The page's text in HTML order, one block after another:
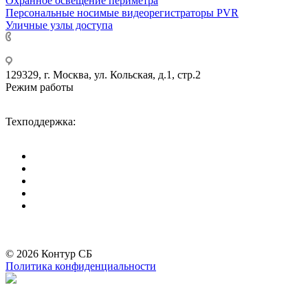
Персональные носимые видеорегистраторы PVR
Уличные узлы доступа
129329, г. Москва, ул. Кольская, д.1, стр.2
Режим работы
Техподдержка:
© 2026 Контур СБ
Политика конфиденциальности